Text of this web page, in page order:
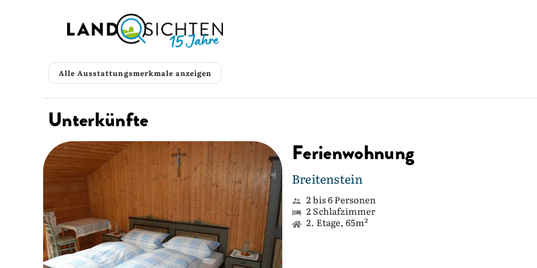
Alle Ausstattungsmerkmale anzeigen
Unterkünfte
Ferienwohnung
Breitenstein
2 bis 6 Personen
2 Schlafzimmer
2. Etage, 65m²